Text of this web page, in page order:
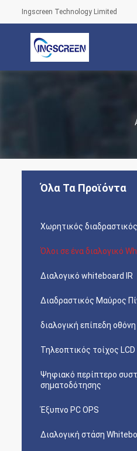
Ingscreen Technology Limited
Όλα Τα Προϊόντα
Χωρητικός
Όλοι σε ένα διαλογικό
Διαλογικό whiteboard IR
Διαδραστικός Μαύρος
διαλογική επίπεδη οθόνη
Τηλεοπτικός τοίχος LCD
Ψηφιακό περίπτερο
σηματοδότησης
Έξυπνο PC OPS
Διαλογική στάση